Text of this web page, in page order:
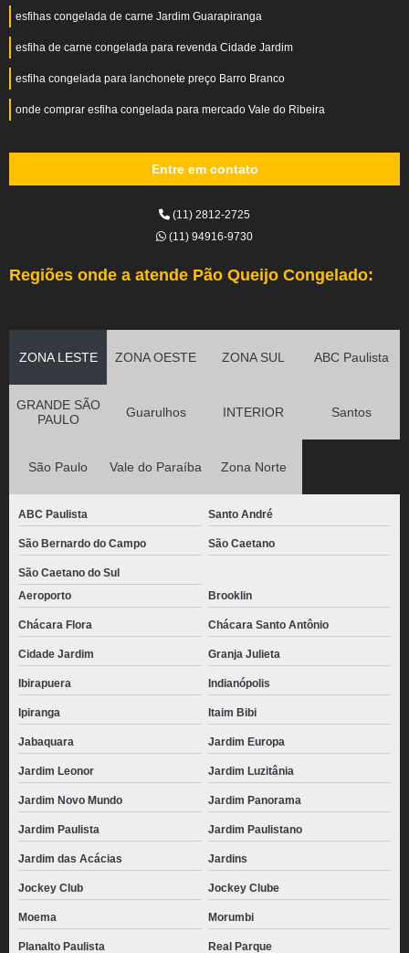
esfihas congelada de carne Jardim Guarapiranga
esfiha de carne congelada para revenda Cidade Jardim
esfiha congelada para lanchonete preço Barro Branco
onde comprar esfiha congelada para mercado Vale do Ribeira
Entre em contato
(11) 2812-2725
(11) 94916-9730
Regiões onde a atende Pão Queijo Congelado:
ZONA LESTE ZONA OESTE ZONA SUL ABC Paulista
GRANDE SÃO
PAULO
Guarulhos INTERIOR Santos
São Paulo Vale do Paraíba Zona Norte
ABC Paulista Santo André
São Bernardo do Campo São Caetano
São Caetano do Sul
Aeroporto
Brooklin
Chácara Flora Chácara Santo Antônio
Cidade Jardim Granja Julieta
Ibirapuera Indianópolis
Ipiranga Itaim Bibi
Jabaquara Jardim Europa
Jardim Leonor Jardim Luzitânia
Jardim Novo Mundo Jardim Panorama
Jardim Paulista Jardim Paulistano
Jardim das Acácias Jardins
Jockey Club Jockey Clube
Moema Morumbi
Planalto Paulista Real Parque